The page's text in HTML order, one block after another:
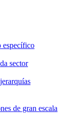
específico
sector
de gran escala